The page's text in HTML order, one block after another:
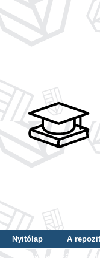
Nyitólap A